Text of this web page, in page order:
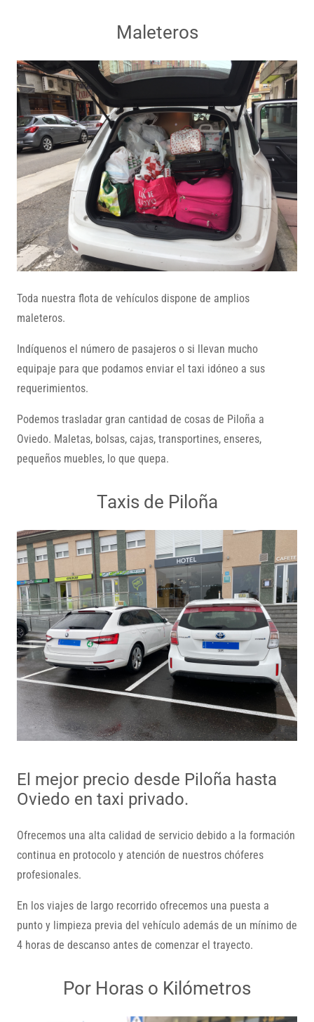
Maleteros
Toda nuestra flota de vehículos dispone de amplios
maleteros.
Indíquenos el número de pasajeros o si llevan mucho
equipaje para que podamos enviar el taxi idóneo a sus
requerimientos.
Podemos trasladar gran cantidad de cosas de Piloña a
Oviedo. Maletas, bolsas, cajas, transportines, enseres,
pequeños muebles, lo que quepa.
Taxis de Piloña
El mejor precio desde Piloña hasta
Oviedo en taxi privado.
Ofrecemos una alta calidad de servicio debido a la formación
continua en protocolo y atención de nuestros chóferes
profesionales.
En los viajes de largo recorrido ofrecemos una puesta a
punto y limpieza previa del vehículo además de un mínimo de
4 horas de descanso antes de comenzar el trayecto.
Por Horas o Kilómetros